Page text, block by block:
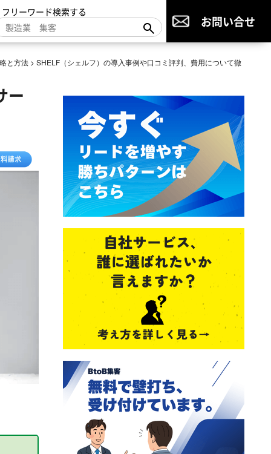
リーワード検索する
お問い合せ
と方法 > SHELF（シェルフ）の導入事例や口コミ評判、費用について徹
ー